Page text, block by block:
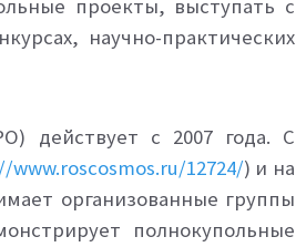
проекты, выступать с
научно-практических
действует с 2007 года. С
www.roscosmos.ru/12724/) и на
организованные группы
полнокупольные